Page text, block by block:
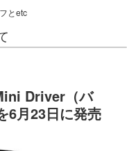
とetc
Driver（バ
6月23日に発売